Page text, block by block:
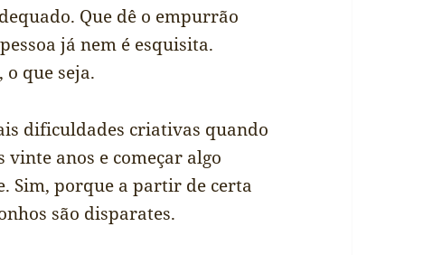
Que dê o empurrão
já nem é esquisita.
que seja.
dificuldades criativas quando
anos e começar algo
Sim, porque a partir de certa
são disparates.